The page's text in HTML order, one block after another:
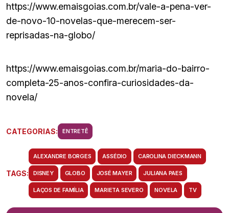
https://www.emaisgoias.com.br/vale-a-pena-ver-
de-novo-10-novelas-que-merecem-ser-
reprisadas-na-globo/
https://www.emaisgoias.com.br/maria-do-bairro-
completa-25-anos-confira-curiosidades-da-
novela/
CATEGORIAS: ENTRETÊ
TAGS:
ALEXANDRE BORGES ASSÉDIO CAROLINA DIECKMANN
DISNEY GLOBO JOSÉ MAYER JULIANA PAES
LAÇOS DE FAMÍLIA MARIETA SEVERO NOVELA TV